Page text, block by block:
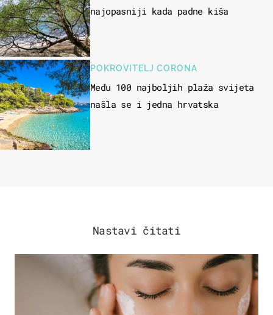
najopasniji kada padne kiša
POKROVITELJ CORONA
Među 100 najboljih plaža svijeta
našla se i jedna hrvatska
Nastavi čitati
MODA & LJEPOTA